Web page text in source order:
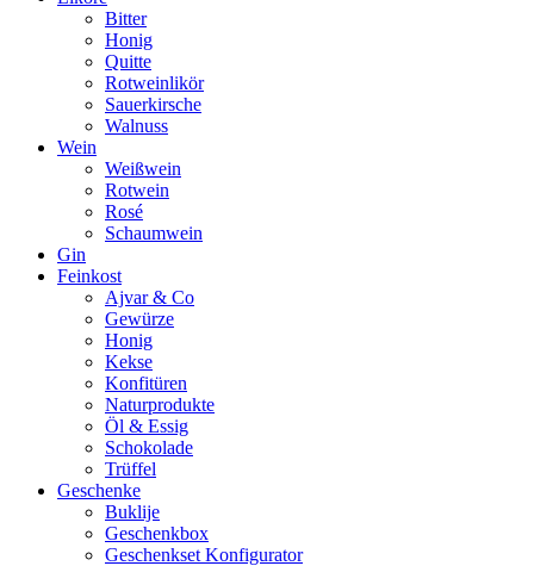
Bitter
Honig
Quitte
Rotweinlikör
Sauerkirsche
Walnuss
Wein
Weißwein
Rotwein
Rosé
Schaumwein
Gin
Feinkost
Ajvar & Co
Gewürze
Honig
Kekse
Konfitüren
Naturprodukte
Öl & Essig
Schokolade
Trüffel
Geschenke
Buklije
Geschenkbox
Geschenkset Konfigurator